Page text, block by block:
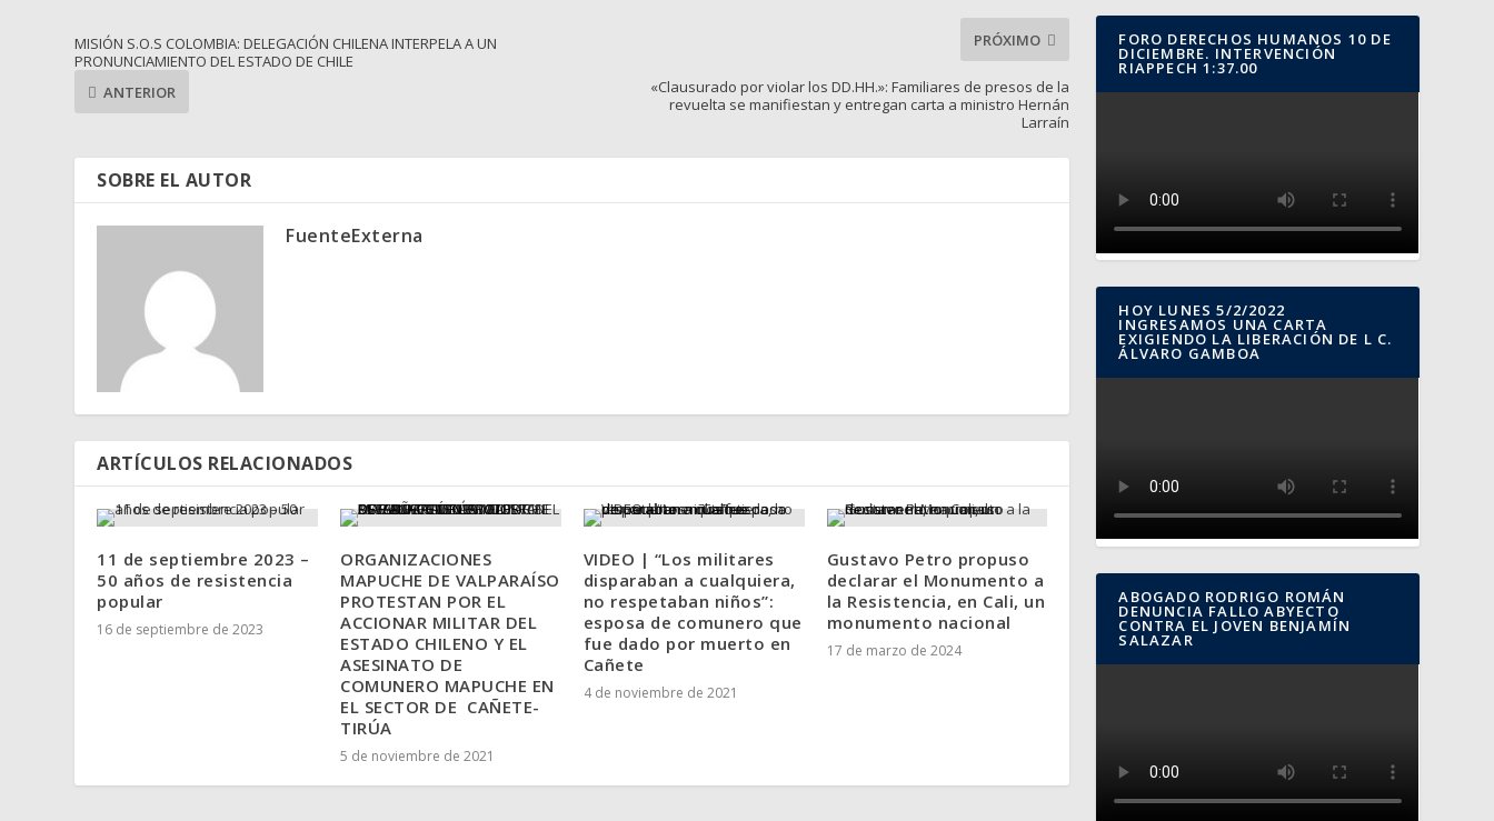
MISIÓN S.O.S COLOMBIA: DELEGACIÓN CHILENA INTERPELA A UN
PRONUNCIAMIENTO DEL ESTADO DE CHILE
ANTERIOR
PRÓXIMO
«Clausurado por violar los DD.HH.»: Familiares de presos de la
revuelta se manifiestan y entregan carta a ministro Hernán
Larraín
SOBRE EL AUTOR
FuenteExterna
ARTÍCULOS RELACIONADOS
11 de septiembre 2023 –
50 años de resistencia
popular
16 de septiembre de 2023
ORGANIZACIONES
MAPUCHE DE VALPARAÍSO
PROTESTAN POR EL
ACCIONAR MILITAR DEL
ESTADO CHILENO Y EL
ASESINATO DE
COMUNERO MAPUCHE EN
EL SECTOR DE CAÑETE-
TIRÚA
5 de noviembre de 2021
VIDEO | “Los militares
disparaban a cualquiera,
no respetaban niños”:
esposa de comunero que
fue dado por muerto en
Cañete
4 de noviembre de 2021
Gustavo Petro propuso
declarar el Monumento a
la Resistencia, en Cali, un
monumento nacional
17 de marzo de 2024
FORO DERECHOS HUMANOS 10 DE
DICIEMBRE. INTERVENCIÓN
RIAPPECH 1:37.00
HOY LUNES 5/2/2022
INGRESAMOS UNA CARTA
EXIGIENDO LA LIBERACIÓN DE L C.
ÁLVARO GAMBOA
ABOGADO RODRIGO ROMÁN
DENUNCIA FALLO ABYECTO
CONTRA EL JOVEN BENJAMÍN
SALAZAR